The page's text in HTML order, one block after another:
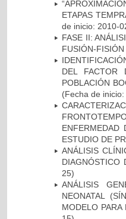
ETAPAS
de inicio: 2010-
FASE II:
FUSIÓN-
DEL FACTOR
POBLACIÓN
(Fecha de
ENFERMEDAD
ESTUDIO DE
ANÁLISIS
DIAGNÓSTICO
25)
ANÁLISIS
NEONATAL
MODELO